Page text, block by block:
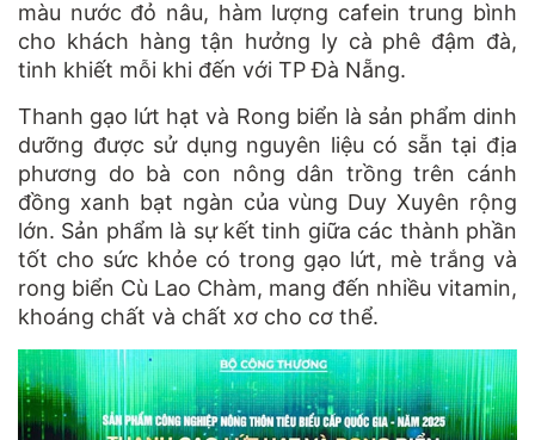
màu nước đỏ nâu, hàm lượng cafein trung bình
cho khách hàng tận hưởng ly cà phê đậm đà,
tinh khiết mỗi khi đến với TP Đà Nẵng.
Thanh gạo lứt hạt và Rong biển là sản phẩm dinh
dưỡng được sử dụng nguyên liệu có sẵn tại địa
phương do bà con nông dân trồng trên cánh
đồng xanh bạt ngàn của vùng Duy Xuyên rộng
lớn. Sản phẩm là sự kết tinh giữa các thành phần
tốt cho sức khỏe có trong gạo lứt, mè trắng và
rong biển Cù Lao Chàm, mang đến nhiều vitamin,
khoáng chất và chất xơ cho cơ thể.